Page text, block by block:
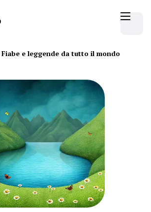
Fiabe e leggende da tutto il mondo